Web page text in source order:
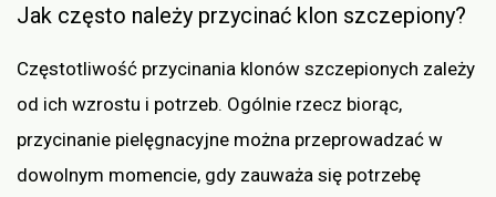
Jak często należy przycinać klon szczepiony?
Częstotliwość przycinania klonów szczepionych zależy
od ich wzrostu i potrzeb. Ogólnie rzecz biorąc,
przycinanie pielęgnacyjne można przeprowadzać w
dowolnym momencie, gdy zauważa się potrzebę